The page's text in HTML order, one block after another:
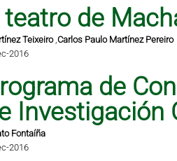
teatro de
Teixeiro,Carlos Paulo Martínez Pereiro
2016
de
Investigación
Fontaíña
2016